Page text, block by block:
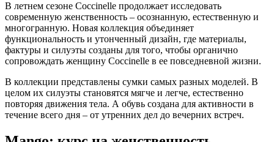
В летнем сезоне Coccinelle продолжает исследовать
современную женственность – осознанную, естественную и
многогранную. Новая коллекция объединяет
функциональность и утонченный дизайн, где материалы,
фактуры и силуэты созданы для того, чтобы органично
сопровождать женщину Coccinelle в ее повседневной жизни.
В коллекции представлены сумки самых разных моделей. В
целом их силуэты становятся мягче и легче, естественно
повторяя движения тела. А обувь создана для активности в
течение всего дня – от утренних дел до вечерних встреч.